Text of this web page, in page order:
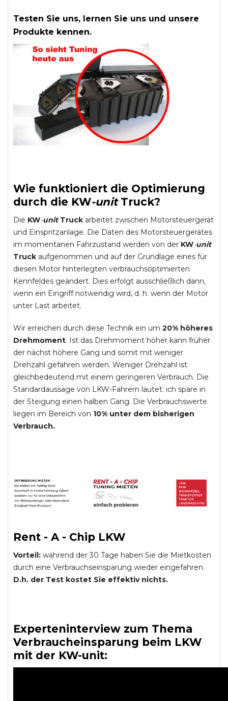
Testen Sie uns, lernen Sie uns und unsere
Produkte kennen.
Wie funktioniert die Optimierung
durch die KW-unit Truck?
Die KW-unit Truck arbeitet zwischen Motorsteuergerät
und Einspritzanlage. Die Daten des Motorsteuergerätes
im momentanen Fahrzustand werden von der KW-unit
Truck aufgenommen und auf der Grundlage eines für
diesen Motor hinterlegten verbrauchsoptimierten
Kennfeldes geändert. Dies erfolgt ausschließlich dann,
wenn ein Eingriff notwendig wird, d. h. wenn der Motor
unter Last arbeitet.
Wir erreichen durch diese Technik ein um 20% höheres
Drehmoment. Ist das Drehmoment höher kann früher
der nächst höhere Gang und somit mit weniger
Drehzahl gefahren werden. Weniger Drehzahl ist
gleichbedeutend mit einem geringeren Verbrauch. Die
Standardaussage von LKW-Fahrern lautet: ich spare in
der Steigung einen halben Gang. Die Verbrauchswerte
liegen im Bereich von 10% unter dem bisherigen
Verbrauch.
Rent - A - Chip LKW
Vorteil: während der 30 Tage haben Sie die Mietkosten
durch eine Verbrauchseinsparung wieder eingefahren.
D.h. der Test kostet Sie effektiv nichts.
Experteninterview zum Thema
Verbraucheinsparung beim LKW
mit der KW-unit: